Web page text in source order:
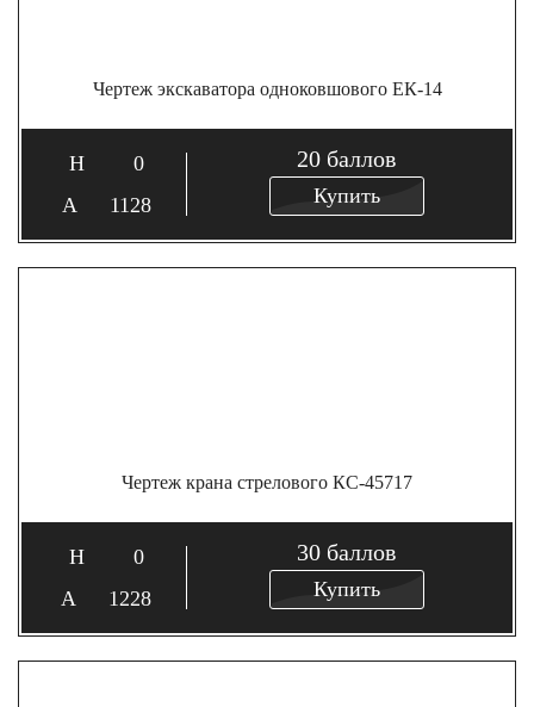
Чертеж экскаватора одноковшового ЕК-14
0
1128
20 баллов
Купить
Чертеж крана стрелового КС-45717
0
1228
30 баллов
Купить